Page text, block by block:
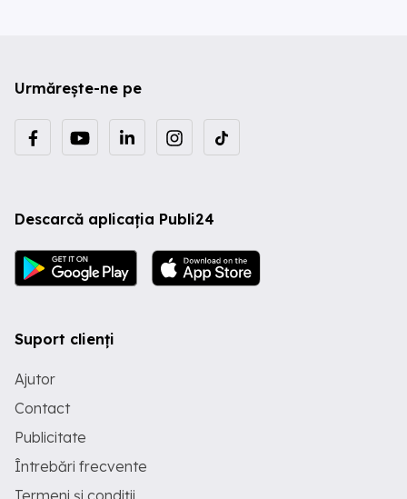
Urmărește-ne pe
Descarcă aplicația Publi24
Suport clienți
Ajutor
Contact
Publicitate
Întrebări frecvente